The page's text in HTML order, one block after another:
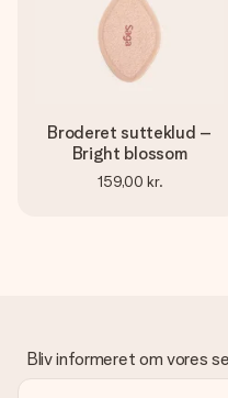
Broderet sutteklud –
Bright blossom
159,00 kr.
Bliv informeret om vores